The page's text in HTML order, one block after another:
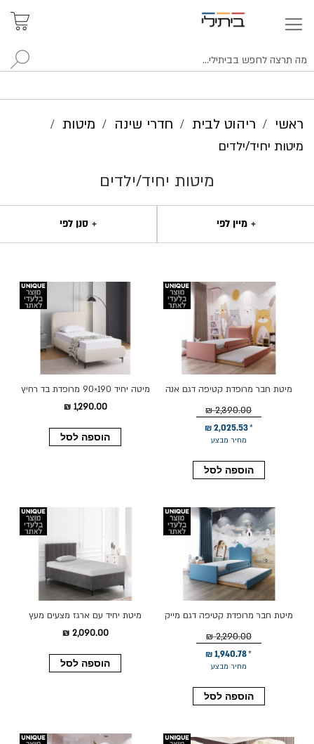
ראשי ריהוט לבית חדרי שינה מיטות
מיטות יחיד/ילדים
מיטות יחיד/ילדים
מיטת חבר מרופדת קטיפה דגם אנה
מחיר מבצע
2,025.53 ₪
2,390.00 ₪
הוספה לסל
מיטה יחיד 190×90 מרופדת בד רחיץ
דגם קורין בגוון קרם
1,290.00 ₪
הוספה לסל
מיטת חבר מרופדת קטיפה דגם מייק
מחיר מבצע
1,940.78 ₪
2,290.00 ₪
הוספה לסל
מיטת יחיד עם ארגז מצעים מעץ
2,090.00 ₪
הוספה לסל
מיין לפי סנן לפי